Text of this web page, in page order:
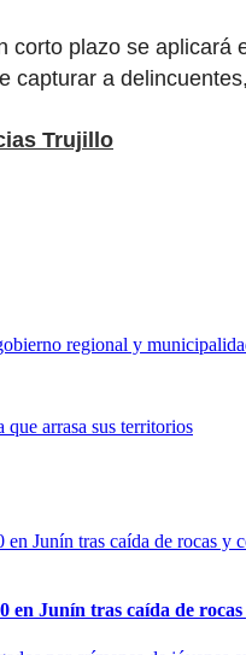
plazo se
capturar a
Trujillo
regional y
arrasa sus territorios
en Junín tras caída de